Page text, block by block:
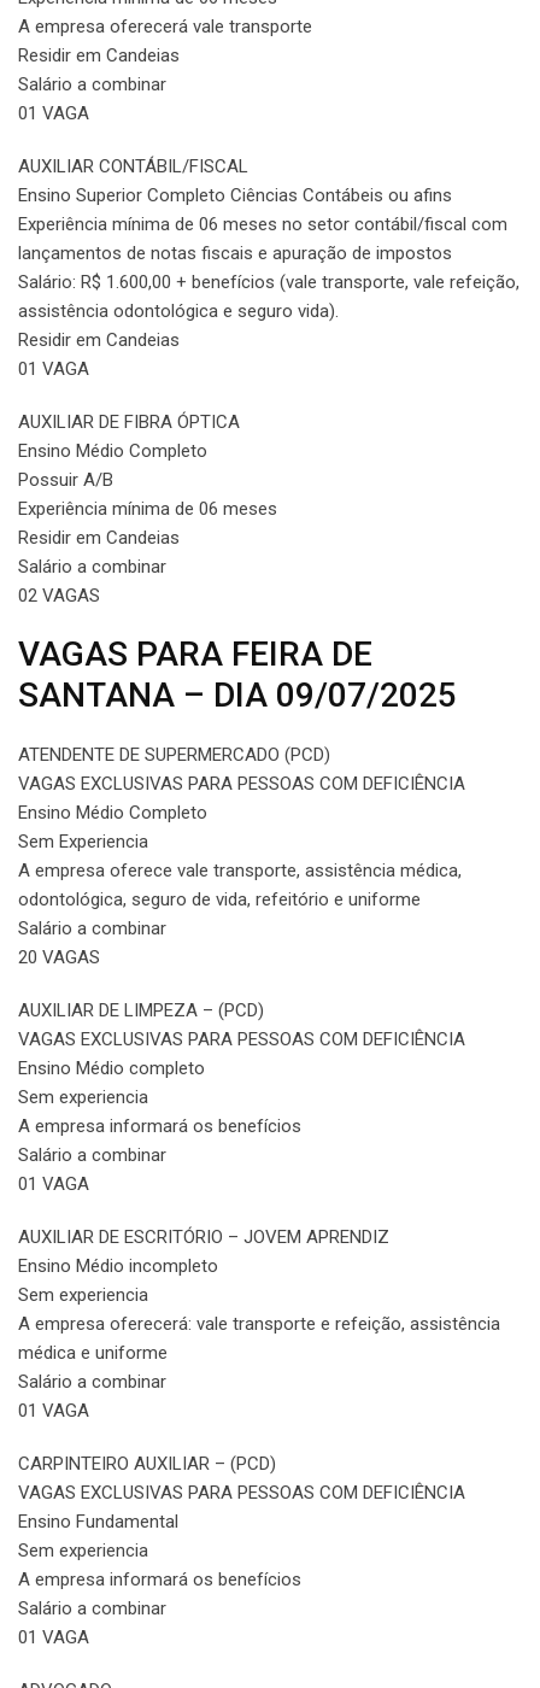
A empresa oferecerá vale transporte
Residir em Candeias
Salário a combinar
01 VAGA
AUXILIAR CONTÁBIL/FISCAL
Ensino Superior Completo Ciências Contábeis ou afins
Experiência mínima de 06 meses no setor contábil/fiscal com
lançamentos de notas fiscais e apuração de impostos
Salário: R$ 1.600,00 + benefícios (vale transporte, vale refeição,
assistência odontológica e seguro vida).
Residir em Candeias
01 VAGA
AUXILIAR DE FIBRA ÓPTICA
Ensino Médio Completo
Possuir A/B
Experiência mínima de 06 meses
Residir em Candeias
Salário a combinar
02 VAGAS
VAGAS PARA FEIRA DE
SANTANA – DIA 09/07/2025
ATENDENTE DE SUPERMERCADO (PCD)
VAGAS EXCLUSIVAS PARA PESSOAS COM DEFICIÊNCIA
Ensino Médio Completo
Sem Experiencia
A empresa oferece vale transporte, assistência médica,
odontológica, seguro de vida, refeitório e uniforme
Salário a combinar
20 VAGAS
AUXILIAR DE LIMPEZA – (PCD)
VAGAS EXCLUSIVAS PARA PESSOAS COM DEFICIÊNCIA
Ensino Médio completo
Sem experiencia
A empresa informará os benefícios
Salário a combinar
01 VAGA
AUXILIAR DE ESCRITÓRIO – JOVEM APRENDIZ
Ensino Médio incompleto
Sem experiencia
A empresa oferecerá: vale transporte e refeição, assistência
médica e uniforme
Salário a combinar
01 VAGA
CARPINTEIRO AUXILIAR – (PCD)
VAGAS EXCLUSIVAS PARA PESSOAS COM DEFICIÊNCIA
Ensino Fundamental
Sem experiencia
A empresa informará os benefícios
Salário a combinar
01 VAGA